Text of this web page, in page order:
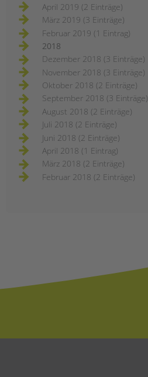
April 2019 (2 Einträge)
März 2019 (3 Einträge)
Februar 2019 (1 Eintrag)
2018
Dezember 2018 (3 Einträge)
November 2018 (3 Einträge)
Oktober 2018 (2 Einträge)
September 2018 (3 Einträge)
August 2018 (2 Einträge)
Juli 2018 (2 Einträge)
Juni 2018 (2 Einträge)
April 2018 (1 Eintrag)
März 2018 (2 Einträge)
Februar 2018 (2 Einträge)